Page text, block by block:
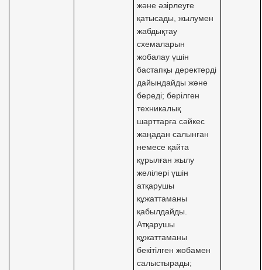
және әзірлеуге
қатысады, жылумен
жабдықтау
схемаларын
жобалау үшін
бастапқы деректерді
дайындайды және
береді; берілген
техникалық
шарттарға сәйкес
жаңадан салынған
немесе қайта
құрылған жылу
желілері үшін
атқарушы
құжаттаманы
қабылдайды.
Атқарушы
құжаттаманы
бекітілген жобамен
салыстырады;